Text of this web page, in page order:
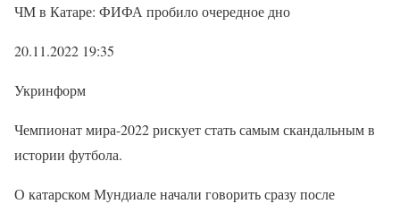
ЧМ в Катаре: ФИФА пробило очередное дно
20.11.2022 19:35
Укринформ
Чемпионат мира-2022 рискует стать самым скандальным в
истории футбола.
О катарском Мундиале начали говорить сразу после